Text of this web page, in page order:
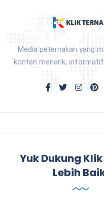
Media peternakan yang
konten menarik,
Yuk Dukung
Lebih